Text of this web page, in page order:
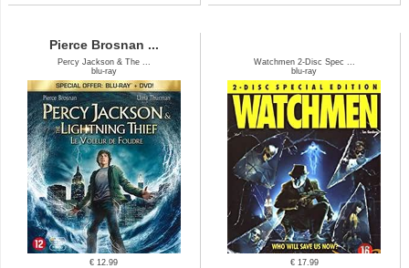
Pierce Brosnan ...
Percy Jackson & The ...
blu-ray
€ 12.99
Watchmen 2-Disc Spec ...
blu-ray
€ 17.99